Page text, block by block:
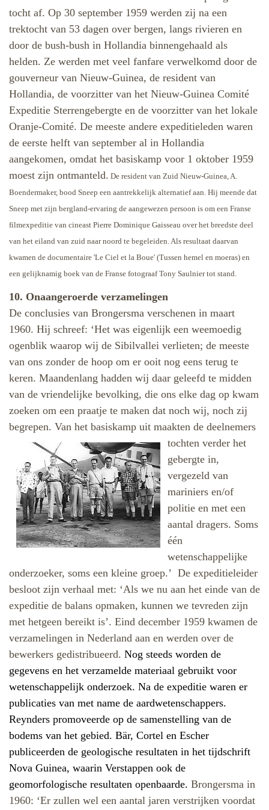
tocht af. Op 30 september 1959 werden zij na een
trektocht van 53 dagen over bergen, langs rivieren en
door de bush-bush in Hollandia binnengehaald als
helden. Ze werden met veel fanfare verwelkomd door de
gouverneur van Nieuw-Guinea, de resident van
Hollandia, de voorzitter van het Nieuw-Guinea Comité
Expeditie Sterrengebergte en de voorzitter van het lokale
Oranje-Comité. De meeste andere expeditieleden waren
de eerste helft van september al in Hollandia
aangekomen, omdat het basiskamp voor 1 oktober 1959
moest zijn ontmanteld. De resident van Zuid Nieuw-Guinea, A.
Boendermaker, bood Sneep een aantrekkelijk alternatief aan. Hij meende dat
Sneep met zijn bergland-ervaring de aangewezen persoon is om een Franse
filmexpeditie van cineast Pierre Dominique Gaisseau over het breedste deel
van het eiland van zuid naar noord te begeleiden. Als resultaat daarvan
kwamen de documentaire 'Le Ciel et la Boue' (Tussen hemel en moeras) en
een gelijknamig boek van de Franse fotograaf Tony Saulnier tot stand.
10. Onaangeroerde verzamelingen
De conclusies van Brongersma verschenen in maart
1960. Hij schreef: ‘Het was eigenlijk een weemoedig
ogenblik waarop wij de Sibilvallei verlieten; de meeste
van ons zonder de hoop om er ooit nog eens terug te
keren. Maandenlang hadden wij daar geleefd te midden
van de vriendelijke bevolking, die ons elke dag op kwam
zoeken om een praatje te maken dat noch wij, noch zij
begrepen. Van het basiskamp uit maakten de deelnemers
tochten verder het
gebergte in,
vergezeld van
mariniers en/of
politie en met een
aantal dragers. Soms
één
wetenschappelijke
onderzoeker, soms een kleine groep.’ De expeditieleider
besloot zijn verhaal met: ‘Als we nu aan het einde van de
expeditie de balans opmaken, kunnen we tevreden zijn
met hetgeen bereikt is’. Eind december 1959 kwamen de
verzamelingen in Nederland aan en werden over de
bewerkers gedistribueerd. Nog steeds worden de
gegevens en het verzamelde materiaal gebruikt voor
wetenschappelijk onderzoek. Na de expeditie waren er
publicaties van met name de aardwetenschappers.
Reynders promoveerde op de samenstelling van de
bodems van het gebied. Bär, Cortel en Escher
publiceerden de geologische resultaten in het tijdschrift
Nova Guinea, waarin Verstappen ook de
geomorfologische resultaten openbaarde. Brongersma in
1960: ‘Er zullen wel een aantal jaren verstrijken voordat